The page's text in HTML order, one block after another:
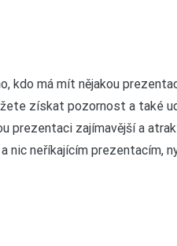
kdo má mít nějakou
získat pozornost a také
prezentaci zajímavější a
neříkajícím prezentacím,